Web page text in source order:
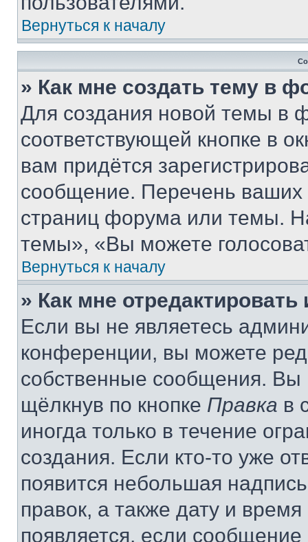
Вернуться к началу
» Как мне создать тему в
Для создания новой темы в
соответствующей кнопке в
вам придётся
сообщение. Перечень ваших
страниц форума или темы.
темы», «Вы можете
Вернуться к началу
» Как мне
Если вы не являетесь
конференции, вы можете
собственные сообщения. Вы
щёлкнув по кнопке Правка в
иногда только в течение
создания. Если кто-то уже
появится небольшая
правок, а также дату и
появляется, если